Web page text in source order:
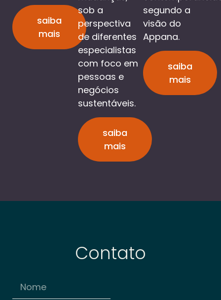
saiba
mais
sob a
perspectiva
de diferentes
especialistas
com foco em
pessoas e
negócios
sustentáveis.
saiba
mais
segundo a
visão do
Appana.
saiba
mais
Contato